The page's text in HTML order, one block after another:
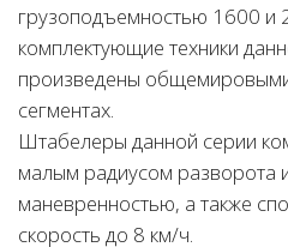
грузоподъемностью 1600 и
комплектующие техники
произведены
сегментах.
Штабелеры данной серии
малым радиусом разворота
маневренностью, а также
скорость до 8 км/ч.